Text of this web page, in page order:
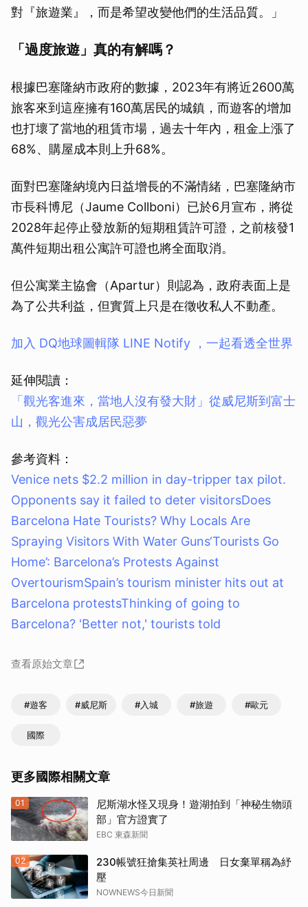
對『旅遊業』，而是希望改變他們的生活品質。」
「過度旅遊」真的有解嗎？
根據巴塞隆納市政府的數據，2023年有將近2600萬
旅客來到這座擁有160萬居民的城鎮，而遊客的增加
也打壞了當地的租賃市場，過去十年內，租金上漲了
68%、購屋成本則上升68%。
面對巴塞隆納境內日益增長的不滿情緒，巴塞隆納市
市長科博尼（Jaume Collboni）已於6月宣布，將從
2028年起停止發放新的短期租賃許可證，之前核發1
萬件短期出租公寓許可證也將全面取消。
但公寓業主協會（Apartur）則認為，政府表面上是
為了公共利益，但實質上只是在徵收私人不動產。
加入 DQ地球圖輯隊 LINE Notify ，一起看透全世界
延伸閱讀：
「觀光客進來，當地人沒有發大財」從威尼斯到富士
山，觀光公害成居民惡夢
參考資料：
Venice nets $2.2 million in day-tripper tax pilot.
Opponents say it failed to deter visitorsDoes
Barcelona Hate Tourists? Why Locals Are
Spraying Visitors With Water Guns‘Tourists Go
Home’: Barcelona’s Protests Against
OvertourismSpain’s tourism minister hits out at
Barcelona protestsThinking of going to
Barcelona? 'Better not,' tourists told
查看原始文章
#遊客 #威尼斯 #入城 #旅遊 #歐元
國際
更多國際相關文章
01
尼斯湖水怪又現身！遊湖拍到「神秘生物頭
部」官方證實了
EBC 東森新聞
02
230帳號狂搶集英社周邊 日女棄單稱為紓
壓
NOWNEWS今日新聞